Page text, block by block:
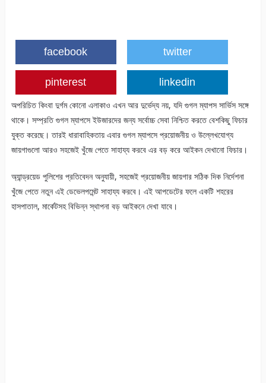
facebook twitter
pinterest linkedin
অপরিচিত কিংবা দুর্গম কোনো এলাকাও এখন আর দুর্ভেদ্য নয়, যদি গুগল ম্যাপস সার্ভিস সঙ্গে
থাকে। সম্প্রতি গুগল ম্যাপসে ইউজারদের জন্য সর্বোচ্চ সেবা নিশ্চিত করতে বেশকিছু ফিচার
যুক্ত করেছে। তারই ধারাবাহিকতায় এবার গুগল ম্যাপসে প্রয়োজনীয় ও উল্লেখযোগ্য
জায়গাগুলো আরও সহজেই খুঁজে পেতে সাহায্য করবে এর বড় করে আইকন দেখানো ফিচার।
অ্যান্ড্রয়েড পুলিশের প্রতিবেদন অনুযায়ী, সহজেই প্রয়োজনীয় জায়গার সঠিক দিক নির্দেশনা
খুঁজে পেতে নতুন এই ডেভেলপমেন্ট সাহায্য করবে। এই আপডেটের ফলে একটি শহরের
হাসপাতাল, মার্কেটসহ বিভিন্ন স্থাপনা বড় আইকনে দেখা যাবে।